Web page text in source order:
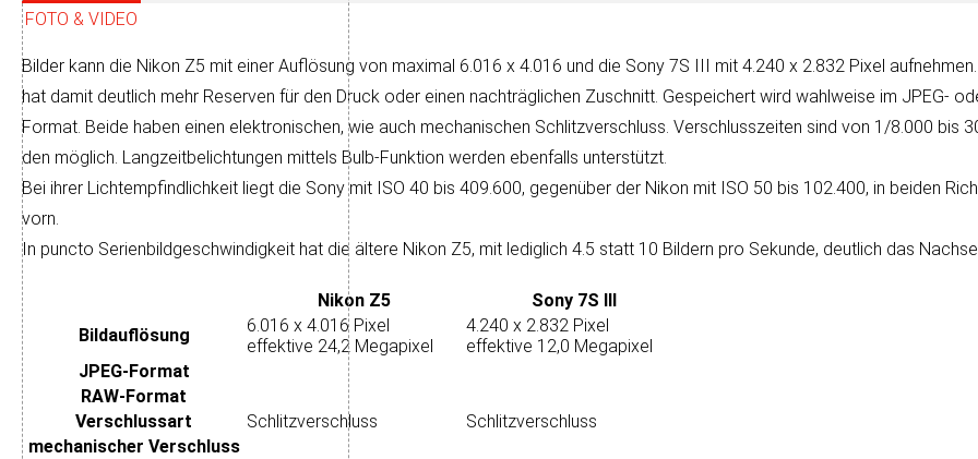
FOTO & VIDEO
Bilder kann die Nikon Z5 mit einer Auf­lö­sung von maxi­mal 6.016 x 4.016 und die Sony 7S III mit 4.240 x 2.832 Pixel
hat da­mit deut­lich mehr Re­ser­ven für den Druck oder einen nach­träg­lichen Zu­schnitt. Ge­spei­chert wird wahl­weise im JPEG-
Format. Beide haben einen elektronischen, wie auch mechanischen Schlitzverschluss. Ver­schluss­zei­ten sind von 1/8.000 bis
den mög­lich. Lang­zeit­be­lich­tun­gen mit­tels Bulb-Funk­tion werden eben­falls unterstützt.
Bei ihrer Licht­emp­find­lich­keit liegt die Sony mit ISO 40 bis 409.600, ge­gen­über der Nikon mit ISO 50 bis 102.400, in bei­den
vorn.
In puncto Serien­bild­ge­schwin­dig­keit hat die ältere Nikon Z5, mit ledig­lich 4.5 statt 10 Bildern pro Sekunde, deut­lich das
Nikon Z5
Sony 7S III
Bild­auflösung
6.016 x 4.016 Pixel
effektive 24,2 Megapixel
4.240 x 2.832 Pixel
effektive 12,0 Megapixel
JPEG-Format
RAW-Format
Verschluss­art
Schlitzverschluss
Schlitzverschluss
mechanischer Verschluss